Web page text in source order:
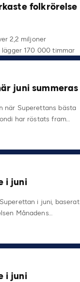
folkrörelse
2,2 miljoner
170 000 timmar
juni summeras
när Superettans bästa
har röstats fram…
i juni
i juni, baserat
Månadens…
i juni